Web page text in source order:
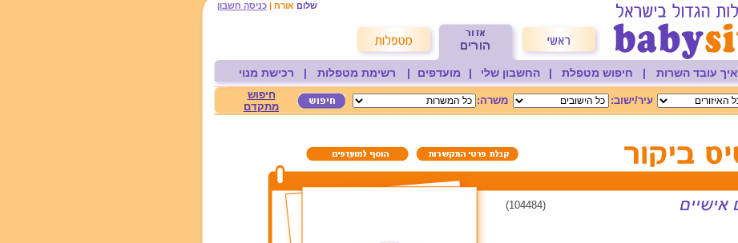
שלום אורח |כניסה חשבון
איך עובד השרות | חיפוש מטפלת | החשבון שלי | מועדפים | רשימת מטפלות | רכישת מנוי
עיר/ישוב: משרה:
חיפוש
מתקדם
(104484)